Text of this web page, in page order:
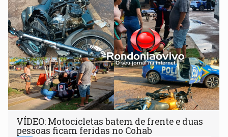
VÍDEO: Motocicletas batem de frente e duas
pessoas ficam feridas no Cohab